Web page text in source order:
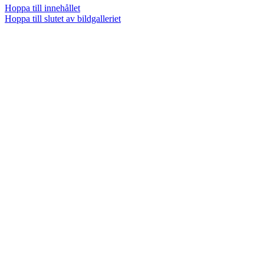
Hoppa till innehållet
Hoppa till slutet av bildgalleriet